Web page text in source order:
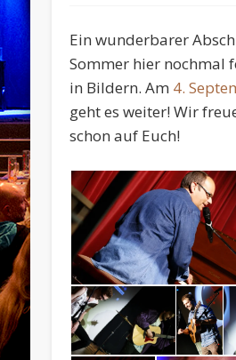
Ein wunderbarer
Sommer hier nochmal
in Bildern. Am 4.
geht es weiter! Wir
schon auf Euch!